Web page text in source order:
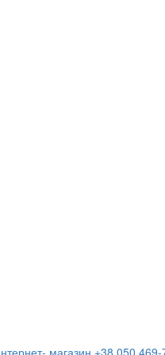
магазин +38 050